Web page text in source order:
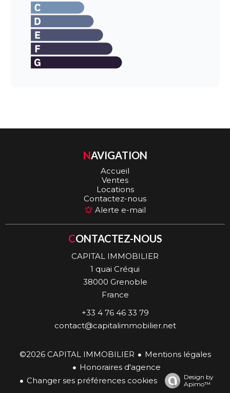
NAVIGATION
Accueil
Ventes
Locations
Contactez-nous
Alerte e-mail
CONTACTEZ-NOUS
CAPITAL IMMOBILIER
1 quai Créqui
38000 Grenoble
France
+33 4 76 46 33 79
contact@capitalimmobilier.net
©2026 CAPITAL IMMOBILIER
Mentions légales
Honoraires d'agence
Changer ses préférences cookies
Design by
Apimo™